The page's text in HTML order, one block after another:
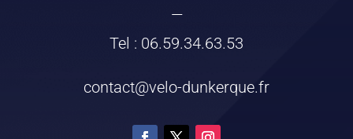
—
Tel : 06.59.34.63.53
contact@velo-dunkerque.fr